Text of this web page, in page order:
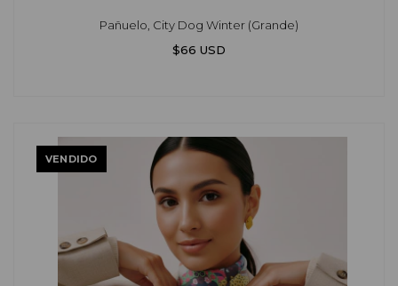
Pañuelo, City Dog Winter (Grande)
$66 USD
VENDIDO